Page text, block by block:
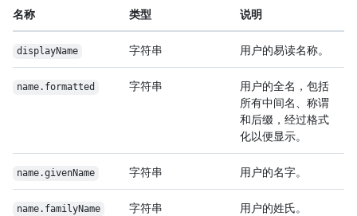
名称 类型 说明
displayName 字符串 用户的易读名称。
name.formatted 字符串
用户的全名，包括
所有中间名、称谓
和后缀，经过格式
化以便显示。
name.givenName 字符串 用户的名字。
name.familyName 字符串 用户的姓氏。